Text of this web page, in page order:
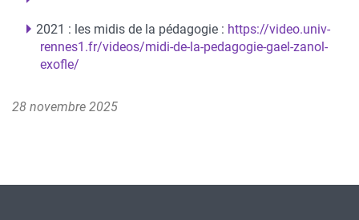
2021 : les midis de la pédagogie : https://video.univ-
rennes1.fr/videos/midi-de-la-pedagogie-gael-zanol-
exofle/
28 novembre 2025